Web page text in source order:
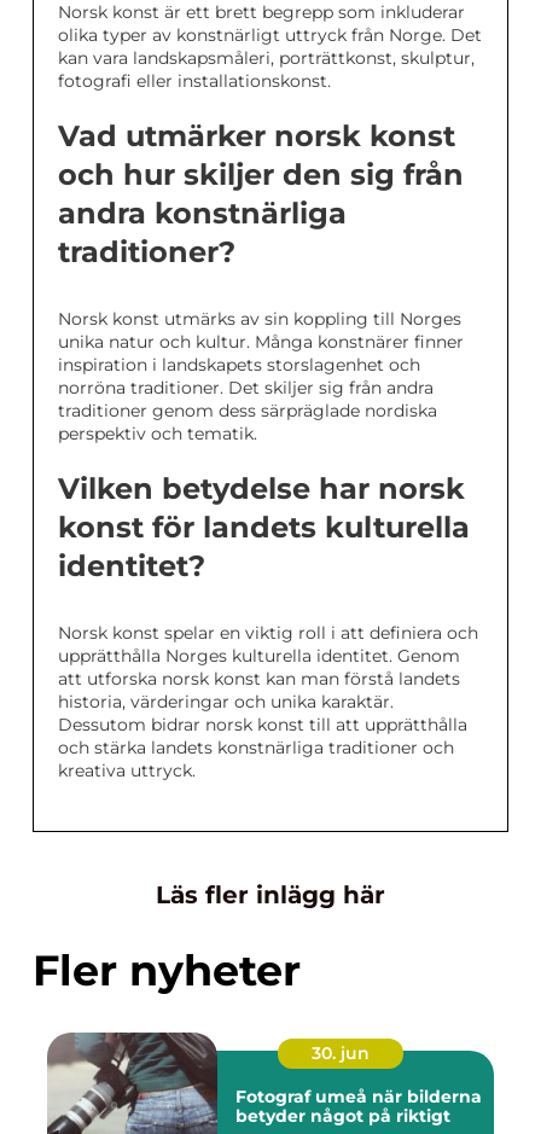
Norsk konst är ett brett begrepp som inkluderar
olika typer av konstnärligt uttryck från Norge. Det
kan vara landskapsmåleri, porträttkonst, skulptur,
fotografi eller installationskonst.
Vad utmärker norsk konst
och hur skiljer den sig från
andra konstnärliga
traditioner?
Norsk konst utmärks av sin koppling till Norges
unika natur och kultur. Många konstnärer finner
inspiration i landskapets storslagenhet och
norröna traditioner. Det skiljer sig från andra
traditioner genom dess särpräglade nordiska
perspektiv och tematik.
Vilken betydelse har norsk
konst för landets kulturella
identitet?
Norsk konst spelar en viktig roll i att definiera och
upprätthålla Norges kulturella identitet. Genom
att utforska norsk konst kan man förstå landets
historia, värderingar och unika karaktär.
Dessutom bidrar norsk konst till att upprätthålla
och stärka landets konstnärliga traditioner och
kreativa uttryck.
Läs fler inlägg här
Fler nyheter
30. jun
Fotograf umeå när bilderna
betyder något på riktigt